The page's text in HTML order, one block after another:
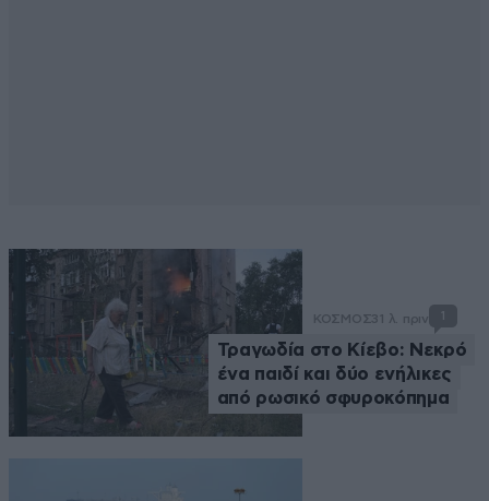
ΚΟΣΜΟΣ31 λ. πριν
Τραγωδία στο Κίεβο: Νεκρό
ένα παιδί και δύο ενήλικες
από ρωσικό σφυροκόπημα